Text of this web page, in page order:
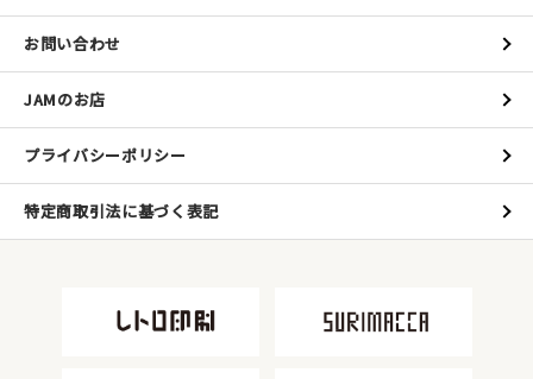
お問い合わせ
JAMのお店
プライバシーポリシー
特定商取引法に基づく表記